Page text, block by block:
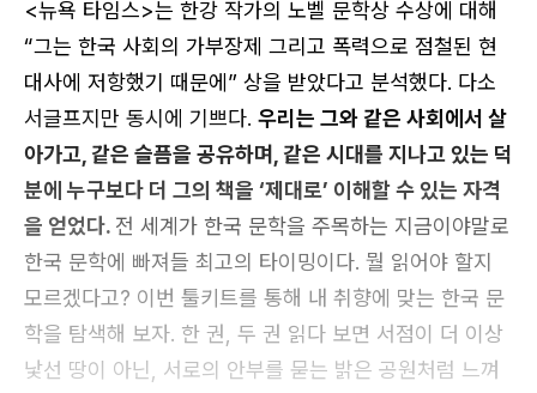
<뉴욕 타임스>는 한강 작가의 노벨 문학상 수상에 대해
“그는 한국 사회의 가부장제 그리고 폭력으로 점철된 현
대사에 저항했기 때문에” 상을 받았다고 분석했다. 다소
서글프지만 동시에 기쁘다. 우리는 그와 같은 사회에서 살
아가고, 같은 슬픔을 공유하며, 같은 시대를 지나고 있는 덕
분에 누구보다 더 그의 책을 ‘제대로’ 이해할 수 있는 자격
을 얻었다. 전 세계가 한국 문학을 주목하는 지금이야말로
한국 문학에 빠져들 최고의 타이밍이다. 뭘 읽어야 할지
모르겠다고? 이번 툴키트를 통해 내 취향에 맞는 한국 문
학을 탐색해 보자. 한 권, 두 권 읽다 보면 서점이 더 이상
낯선 땅이 아닌, 서로의 안부를 묻는 밝은 공원처럼 느껴
카카오로 시작하기
로그인 상태 유지